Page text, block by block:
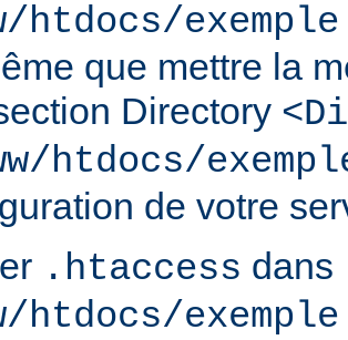
htdocs/exemple
que mettre la
Directory
htdocs/
de votre
.htaccess dans
htdocs/exemple